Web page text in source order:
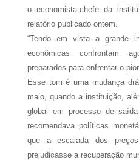
o economista-chefe da
relatório publicado ontem.
“Tendo em vista a grande
econômicas confrontam
preparados para enfrentar o
Esse tom é uma mudança
maio, quando a instituição,
global em processo de
recomendava políticas
que a escalada dos
prejudicasse a recuperação